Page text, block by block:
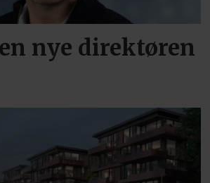
nye direktøren